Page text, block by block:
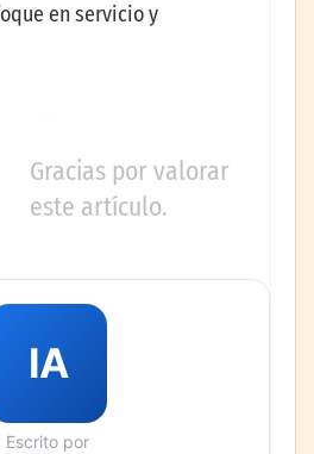
en servicio y
Gracias por valorar
este artículo.
IA
Escrito por